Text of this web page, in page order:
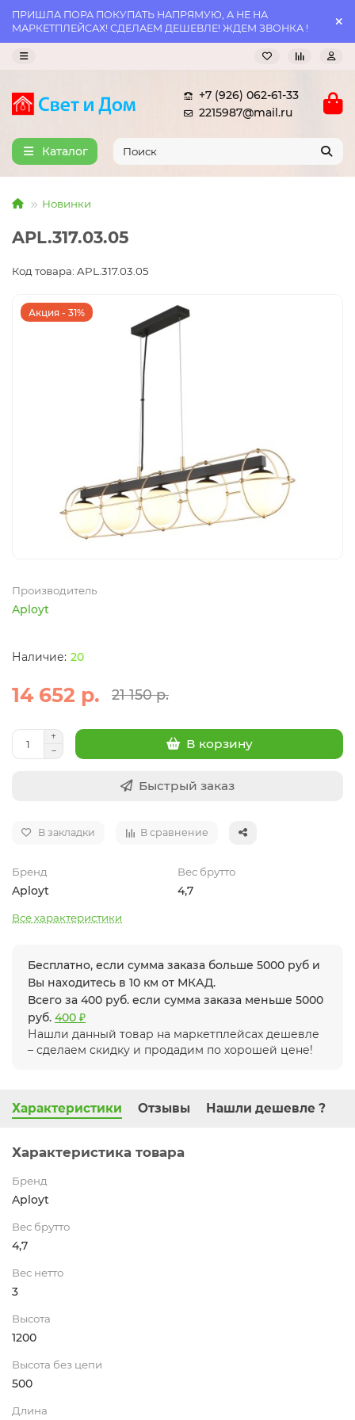
ПРИШЛА ПОРА ПОКУПАТЬ НАПРЯМУЮ, А НЕ НА
МАРКЕТПЛЕЙСАХ! СДЕЛАЕМ ДЕШЕВЛЕ! ЖДЕМ ЗВОНКА !
+7 (926) 062-61-33
2215987@mail.ru
Каталог
Новинки
APL.317.03.05
Код товара: APL.317.03.05
Акция - 31%
Производитель
Aployt
20
14 652 р. 21 150 р.
В корзину
Быстрый заказ
В закладки В сравнение
Бренд
Aployt
Вес брутто
4,7
Все характеристики
Бесплатно, если сумма заказа больше 5000 руб и
Вы находитесь в 10 км от МКАД.
Всего за 400 руб. если сумма заказа меньше 5000
руб. 400 ₽
Нашли данный товар на маркетплейсах дешевле
– сделаем скидку и продадим по хорошей цене!
Характеристики Отзывы Нашли дешевле ?
Характеристика товара
Бренд
Aployt
Вес брутто
4,7
Вес нетто
3
Высота
1200
Высота без цепи
500
Длина